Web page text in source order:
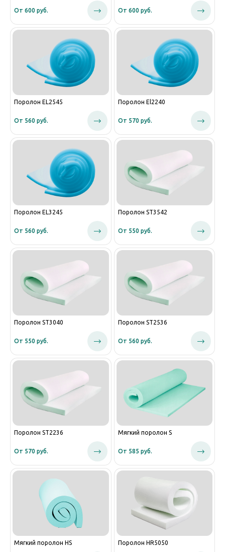
От 600 руб. От 600 руб.
Поролон EL2545
От 560 руб.
Поролон El2240
От 570 руб.
Поролон EL3245
От 560 руб.
Поролон ST3542
От 550 руб.
Поролон ST3040
От 550 руб.
Поролон ST2536
От 560 руб.
Поролон ST2236
От 570 руб.
Мягкий поролон S
От 585 руб.
Мягкий поролон HS Поролон HR5050